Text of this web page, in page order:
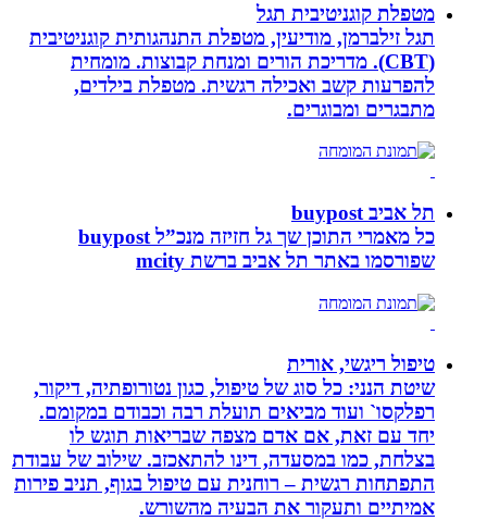
מטפלת קוגניטיבית תגל
תגל זילברמן, מודיעין, מטפלת התנהגותית קוגניטיבית
(CBT). מדריכת הורים ומנחת קבוצות. מומחית
להפרעות קשב ואכילה רגשית. מטפלת בילדים,
מתבגרים ומבוגרים.
תל אביב buypost
כל מאמרי התוכן שך גל חזיזה מנכ”ל buypost
שפורסמו באתר תל אביב ברשת mcity
טיפול ריגשי, אורית
שיטת הנני: כל סוג של טיפול, כגון נטורופתיה, דיקור,
רפלקסו` ועוד מביאים תועלת רבה וכבודם במקומם.
יחד עם זאת, אם אדם מצפה שבריאות תוגש לו
בצלחת, כמו במסעדה, דינו להתאכזב. שילוב של עבודת
התפתחות רגשית – רוחנית עם טיפול בגוף, תניב פירות
אמיתיים ותעקור את הבעיה מהשורש.